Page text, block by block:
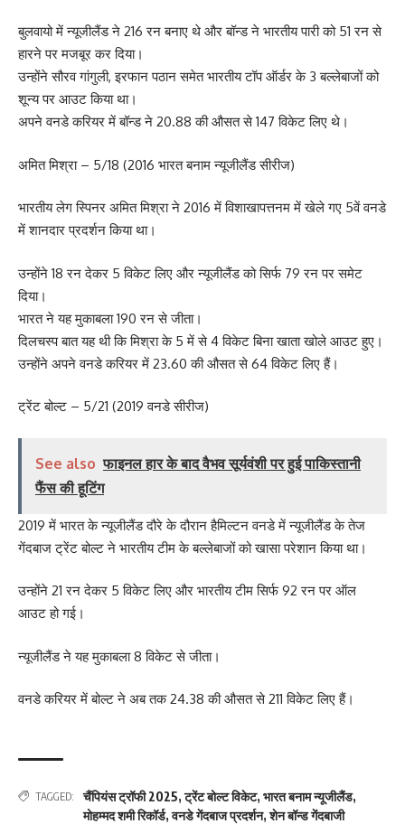
बुलवायो में न्यूजीलैंड ने 216 रन बनाए थे और बॉन्ड ने भारतीय पारी को 51 रन से
हारने पर मजबूर कर दिया।
उन्होंने सौरव गांगुली, इरफान पठान समेत भारतीय टॉप ऑर्डर के 3 बल्लेबाजों को
शून्य पर आउट किया था।
अपने वनडे करियर में बॉन्ड ने 20.88 की औसत से 147 विकेट लिए थे।
अमित मिश्रा – 5/18 (2016 भारत बनाम न्यूजीलैंड सीरीज)
भारतीय लेग स्पिनर अमित मिश्रा ने 2016 में विशाखापत्तनम में खेले गए 5वें वनडे
में शानदार प्रदर्शन किया था।
उन्होंने 18 रन देकर 5 विकेट लिए और न्यूजीलैंड को सिर्फ 79 रन पर समेट
दिया।
भारत ने यह मुकाबला 190 रन से जीता।
दिलचस्प बात यह थी कि मिश्रा के 5 में से 4 विकेट बिना खाता खोले आउट हुए।
उन्होंने अपने वनडे करियर में 23.60 की औसत से 64 विकेट लिए हैं।
ट्रेंट बोल्ट – 5/21 (2019 वनडे सीरीज)
See also फाइनल हार के बाद वैभव सूर्यवंशी पर हुई पाकिस्तानी
फैंस की हूटिंग
2019 में भारत के न्यूजीलैंड दौरे के दौरान हैमिल्टन वनडे में न्यूजीलैंड के तेज
गेंदबाज ट्रेंट बोल्ट ने भारतीय टीम के बल्लेबाजों को खासा परेशान किया था।
उन्होंने 21 रन देकर 5 विकेट लिए और भारतीय टीम सिर्फ 92 रन पर ऑल
आउट हो गई।
न्यूजीलैंड ने यह मुकाबला 8 विकेट से जीता।
वनडे करियर में बोल्ट ने अब तक 24.38 की औसत से 211 विकेट लिए हैं।
TAGGED: चैंपियंस ट्रॉफी 2025,ट्रेंट बोल्ट विकेट, भारत बनाम न्यूजीलैंड,
मोहम्मद शमी रिकॉर्ड,वनडे गेंदबाज प्रदर्शन,शेन बॉन्ड गेंदबाजी